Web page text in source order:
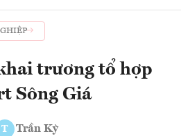
trương tổ hợp
Sông Giá
T Trần Kỳ